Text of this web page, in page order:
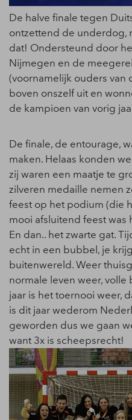
De halve finale tegen
ontzettend de underdog,
dat! Ondersteund door
Nijmegen en de
(voornamelijk ouders van
boven onszelf uit en
de kampioen van vorig
De finale, de entourage,
maken. Helaas konden
zij waren een maatje te
zilveren medaille nemen
feest op het podium (die
mooi afsluitend feest was
En dan.. het zwarte gat.
echt in een bubbel, je
buitenwereld. Weer
normale leven weer,
jaar is het toernooi weer,
is dit jaar wederom
geworden dus we gaan
want 3x is scheepsrecht!